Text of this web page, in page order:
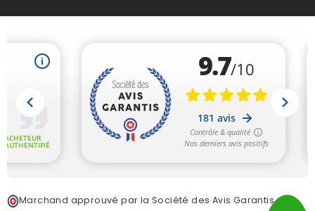
Marchand approuvé par la Société des Avis Garantis,